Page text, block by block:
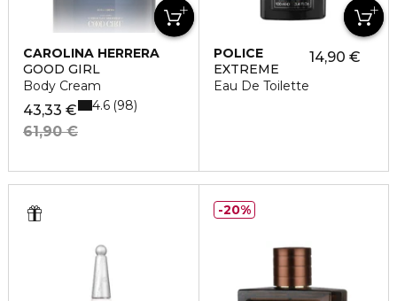
CAROLINA HERRERA
GOOD GIRL
Body Cream
43,33 €
61,90 €
4.6 98
POLICE
EXTREME
Eau De Toilette
14,90 €
20%